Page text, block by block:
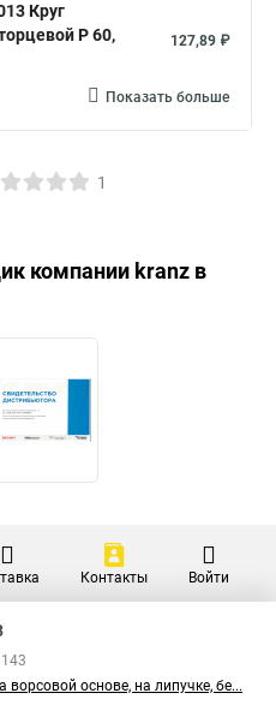
Круг
P 60,
127,89 ₽
Показать больше
1
компании kranz в
Контакты Войти
основе, на липучке, бе...